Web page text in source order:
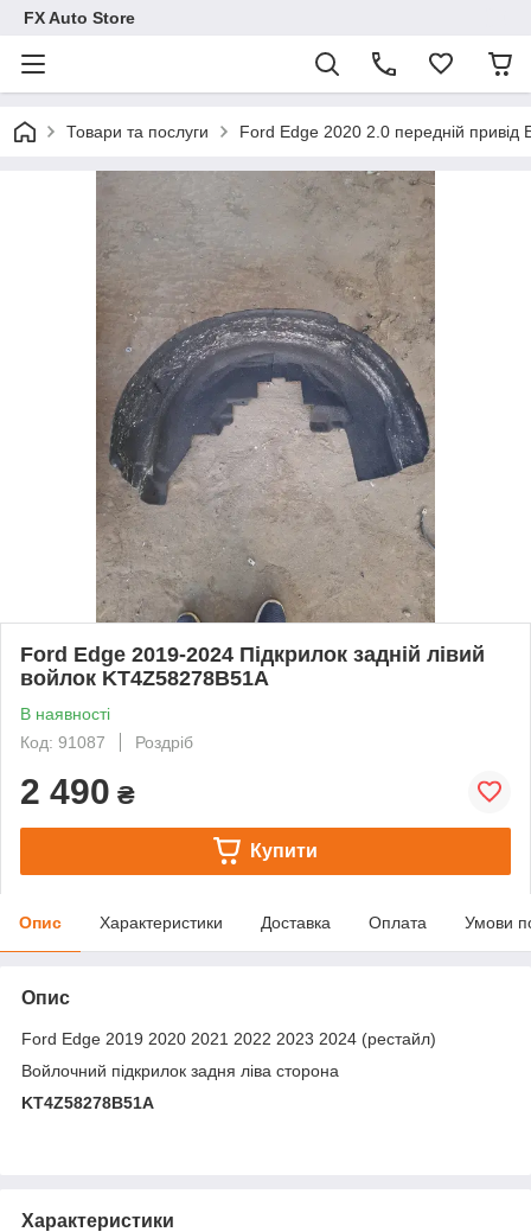
FX Auto Store
Товари та послуги Ford Edge 2020 2.0 передній привід
Ford Edge 2019-2024 Підкрилок задній лівий
войлок KT4Z58278B51A
В наявності
Код: 91087
Роздріб
2 490 ₴
Купити
Опис Характеристики Доставка Оплата Умови
Опис
Ford Edge 2019 2020 2021 2022 2023 2024 (рестайл)
Войлочний підкрилок задня ліва сторона
KT4Z58278B51A
Характеристики